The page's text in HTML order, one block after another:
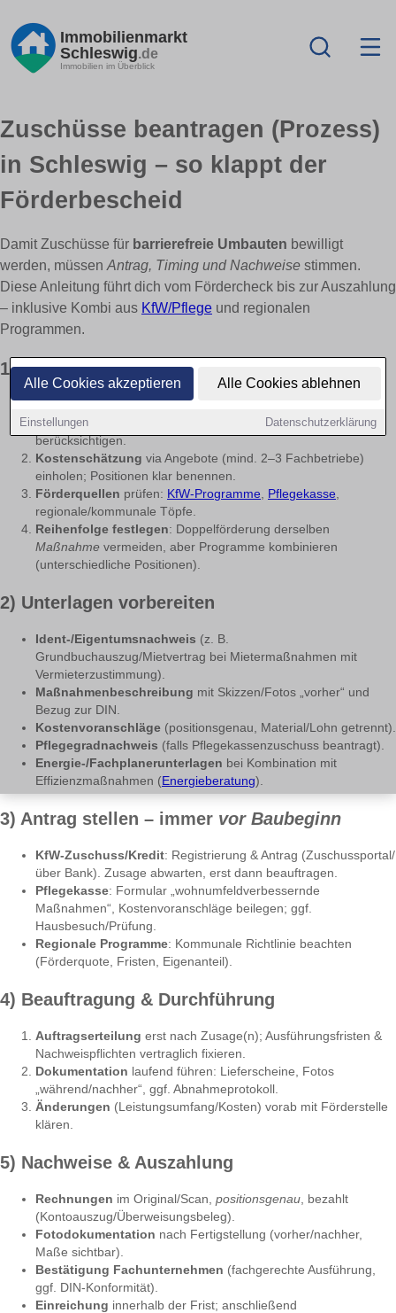
Alle Cookies akzeptieren Alle Cookies ablehnen
Einstellungen Datenschutzerklärung
Immobilienmarkt
Schleswig.de
Immobilien im Überblick
Zuschüsse beantragen (Prozess)
in Schleswig – so klappt der
Förderbescheid
Damit Zuschüsse für barrierefreie Umbauten bewilligt
werden, müssenAntrag, Timing und Nachweise stimmen.
Diese Anleitung führt dich vom Fördercheck bis zur Auszahlung
– inklusive Kombi aus KfW/Pflege und regionalen
Programmen.
1) Fördermix prüfen & Budget skizzieren
Türverbreiterung, Rampe). Maße nach
DIN 18040
berücksichtigen.
Kostenschätzung via Angebote (mind. 2–3 Fachbetriebe)
einholen; Positionen klar benennen.
Förderquellen prüfen: KfW-Programme, Pflegekasse,
regionale/kommunale Töpfe.
Reihenfolge festlegen: Doppel­förderung derselben
Maßnahme vermeiden, aber Programme kombinieren
(unterschiedliche Positionen).
2) Unterlagen vorbereiten
Ident-/Eigentumsnachweis (z. B.
Grundbuchauszug/Mietvertrag bei Mietermaßnahmen mit
Vermieterzustimmung).
Maßnahmenbeschreibung mit Skizzen/Fotos „vorher“ und
Bezug zur DIN.
Kostenvoranschläge (positionsgenau, Material/Lohn getrennt).
Pflegegradnachweis (falls Pflegekassenzuschuss beantragt).
Energie-/Fachplanerunterlagen bei Kombination mit
Effizienzmaßnahmen (Energieberatung).
3) Antrag stellen – immer vor Baubeginn
KfW-Zuschuss/Kredit: Registrierung & Antrag (Zuschussportal/
über Bank). Zusage abwarten, erst dann beauftragen.
Pflegekasse: Formular „wohnumfeldverbessernde
Maßnahmen“, Kostenvoranschläge beilegen; ggf.
Hausbesuch/Prüfung.
Regionale Programme: Kommunale Richtlinie beachten
(Förderquote, Fristen, Eigenanteil).
4) Beauftragung & Durchführung
Auftragserteilung erst nach Zusage(n); Ausführungsfristen &
Nachweispflichten vertraglich fixieren.
Dokumentation laufend führen: Lieferscheine, Fotos
„während/nachher“, ggf. Abnahmeprotokoll.
Änderungen (Leistungsumfang/Kosten) vorab mit Förderstelle
klären.
5) Nachweise & Auszahlung
Rechnungen im Original/Scan, positionsgenau , bezahlt
(Kontoauszug/Überweisungsbeleg).
Fotodokumentation nach Fertigstellung (vorher/nachher,
Maße sichtbar).
Bestätigung Fachunternehmen (fachgerechte Ausführung,
ggf. DIN-Konformität).
Einreichung innerhalb der Frist; anschließend